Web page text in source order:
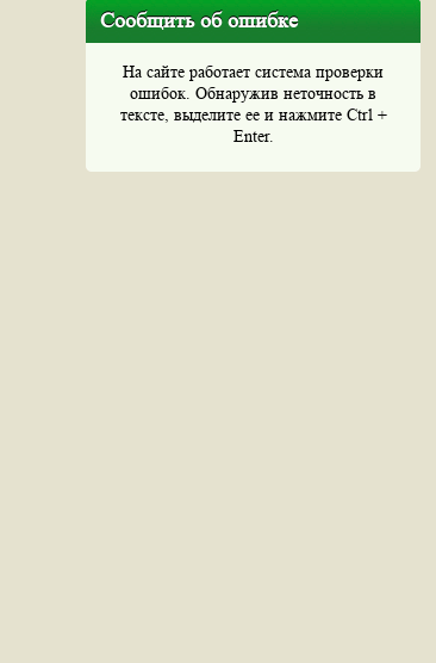
Сообщить об ошибке
На сайте работает система проверки
ошибок. Обнаружив неточность в
тексте, выделите ее и нажмите Ctrl +
Enter.